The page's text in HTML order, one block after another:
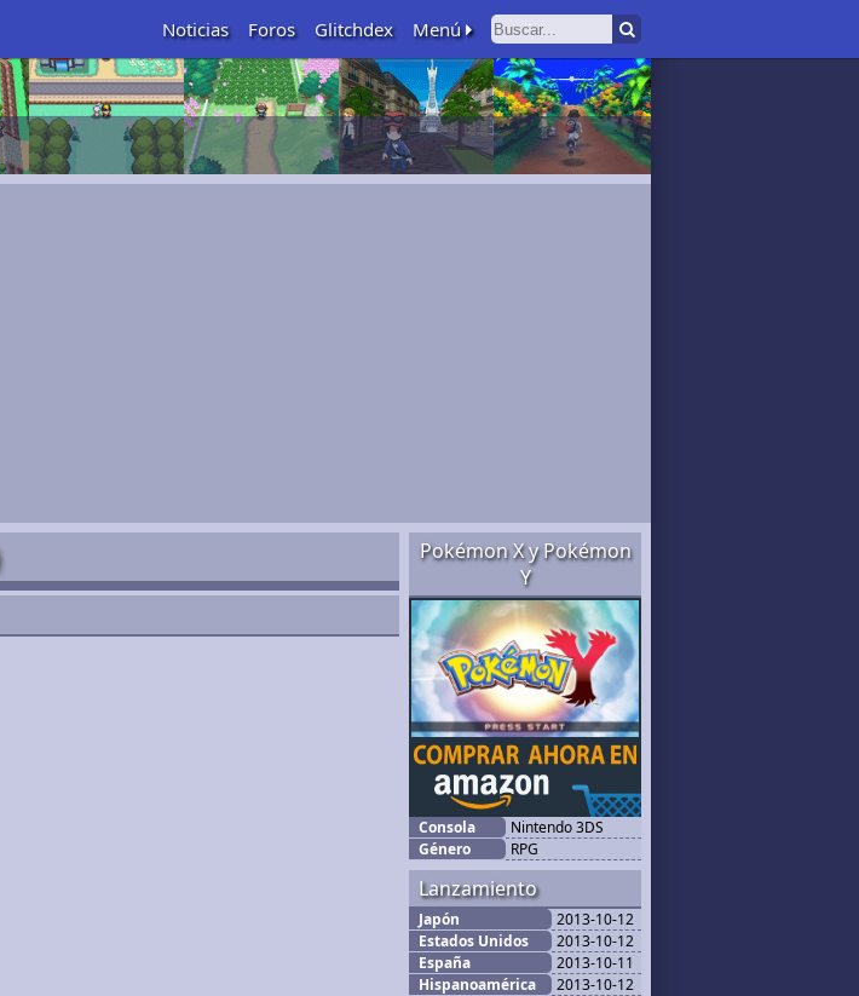
Noticias Foros Glitchdex Menú
Pokémon X y Pokémon
Y
Consola
Nintendo 3DS
Género
RPG
Lanzamiento
Japón
2013-10-12
Estados Unidos
2013-10-12
España
2013-10-11
Hispanoamérica
2013-10-12